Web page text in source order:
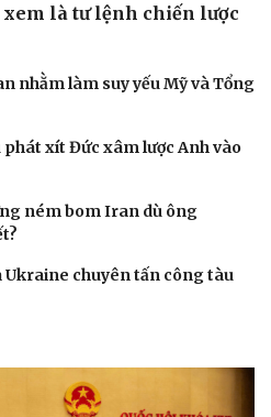
xem là tư lệnh chiến lược
nhằm làm suy yếu Mỹ và Tổng
phát xít Đức xâm lược Anh vào
ném bom Iran dù ông
Ukraine chuyên tấn công tàu